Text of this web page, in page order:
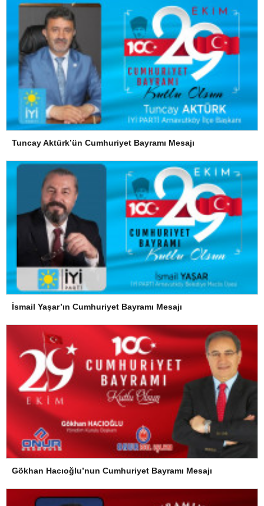
Tuncay Aktürk’ün Cumhuriyet Bayramı Mesajı
İsmail Yaşar’ın Cumhuriyet Bayramı Mesajı
Gökhan Hacıoğlu’nun Cumhuriyet Bayramı Mesajı